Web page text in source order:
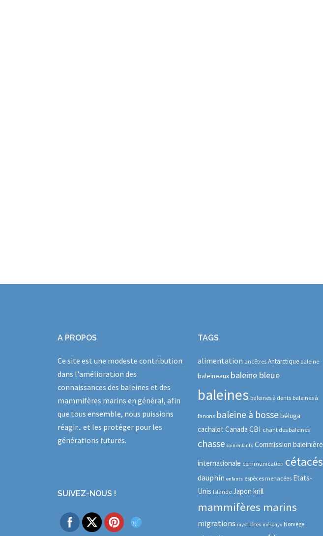
A PROPOS
Ce site est une modeste contribution
dans l'amélioration des
connaissances des baleines et des
mammifères marins en général, afin
que tous ensemble, nous puissions
réagir... et les protéger pour les
générations futures.
SUIVEZ-NOUS !
TAGS
alimentation ancêtres Antarctique baleine
baleineaux baleine bleue
baleines baleines à dents baleines à
fanons baleine à bosse béluga
cachalot Canada CBI chant des baleines
chasse coin enfants Commission baleinière
internationale communication cétacés
dauphin enfants espèces menacées Etats-
Unis Islande Japon krill
mammifères marins
migrations mysticètes mésonyx Norvège